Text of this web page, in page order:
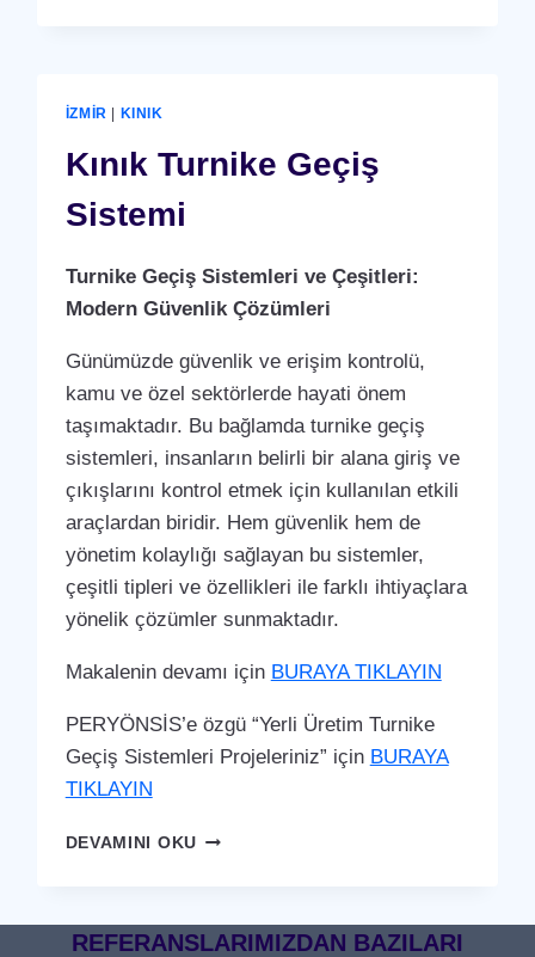
İZMIR KINIK
Kınık Turnike Geçiş
Sistemi
Turnike Geçiş Sistemleri ve Çeşitleri:
Modern Güvenlik Çözümleri
Günümüzde güvenlik ve erişim kontrolü,
kamu ve özel sektörlerde hayati önem
taşımaktadır. Bu bağlamda turnike geçiş
sistemleri, insanların belirli bir alana giriş ve
çıkışlarını kontrol etmek için kullanılan etkili
araçlardan biridir. Hem güvenlik hem de
yönetim kolaylığı sağlayan bu sistemler,
çeşitli tipleri ve özellikleri ile farklı ihtiyaçlara
yönelik çözümler sunmaktadır.
Makalenin devamı için BURAYA TIKLAYIN
PERYÖNSİS’e özgü “Yerli Üretim Turnike
Geçiş Sistemleri Projeleriniz” için BURAYA
TIKLAYIN
DEVAMINI OKUKINIK
REFERANSLARIMIZDAN BAZILARI